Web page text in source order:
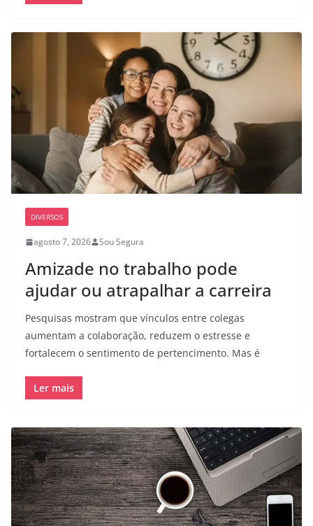
DIVERSOS
agosto 7, 2026 Sou Segura
Amizade no trabalho pode
ajudar ou atrapalhar a carreira
Pesquisas mostram que vínculos entre colegas
aumentam a colaboração, reduzem o estresse e
fortalecem o sentimento de pertencimento. Mas é
Ler mais